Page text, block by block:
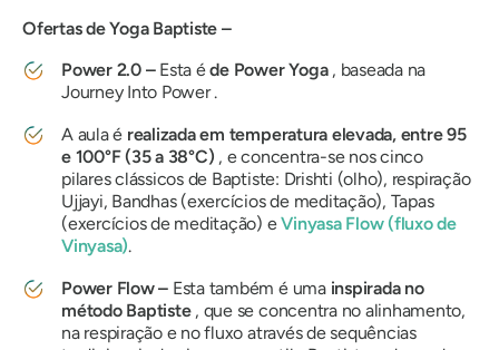
Ofertas de Yoga Baptiste –
Power 2.0 – Esta éde Power Yoga, baseada na
Journey Into Power.
A aula é realizada em temperatura elevada, entre 95
e 100°F (35 a 38°C) , e concentra-se nos cinco
pilares clássicos de Baptiste: Drishti (olho), respiração
Ujjayi, Bandhas (exercícios de meditação), Tapas
(exercícios de meditação) eVinyasa Flow (fluxo de
Vinyasa).
Power Flow – Esta também é uma inspirada no
método Baptiste, que se concentra no alinhamento,
na respiração e no fluxo através de sequências